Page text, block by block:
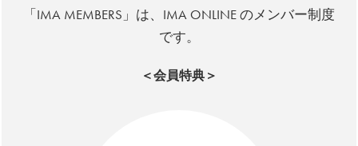
「IMA MEMBERS」は、IMA ONLINE のメンバー制度
です。
＜会員特典＞